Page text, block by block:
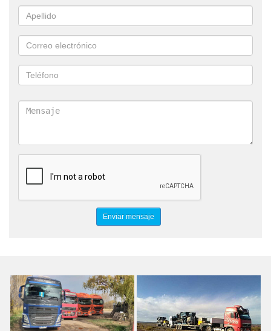
TRASLADO DE CAMIONETAS
PILETAS PETROLERAS
GUINCHES PETROLEROS MAQUINAS VIALES
TRANSPORTE DE GRUPOS ELECTROGENOS
TRANSPORTE DE GENERADORES
TRANSPORTE LARGA DISTANCIA LOGISTICA
TRANSPORTE BAZANO
CARRETON CON CUELLO DESMONTABLE
TRANSPORTE DE TRAILERS
TRASLADO DE EQUIPOS PETROLEROS
TRANSPORTE DE EQUIPAMIENTOS Y HERRAMIENTAS
PETROLERAS
EL CORRECAMINO SERVICIOS